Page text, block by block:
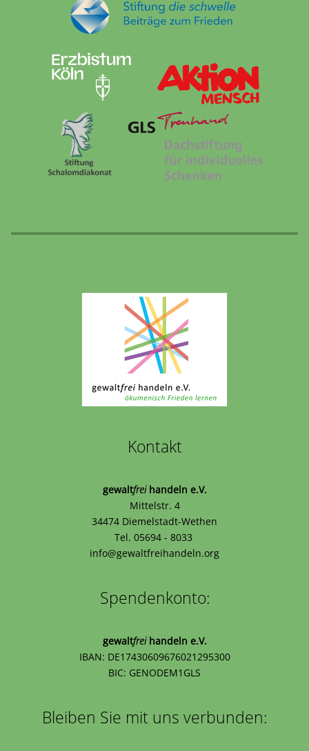
Kontakt
gewaltfreihandeln e.V.
Mittelstr. 4
34474 Diemelstadt-Wethen
Tel. 05694 - 8033
info@gewaltfreihandeln.org
Spendenkonto:
gewaltfreihandeln e.V.
IBAN: DE17430609676021295300
BIC: GENODEM1GLS
Bleiben Sie mit uns verbunden: